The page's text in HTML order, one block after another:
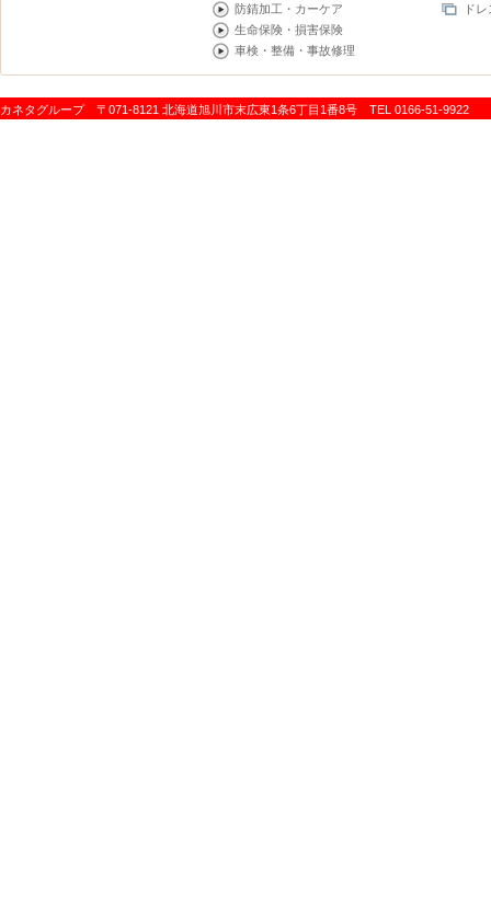
防錆加工・カーケア
生命保険・損害保険
車検・整備・事故修理
ド
カネタグループ 〒071-8121 北海道旭川市末広東1条6丁目1番8号 TEL 0166-51-9922